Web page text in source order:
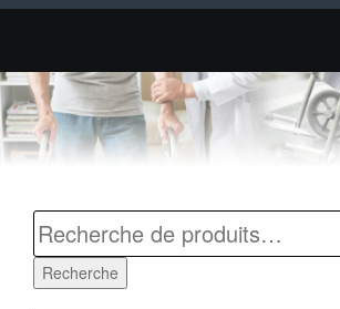
Recherche